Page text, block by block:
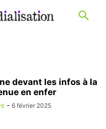
devant les infos à la
en enfer
- 6 février 2025